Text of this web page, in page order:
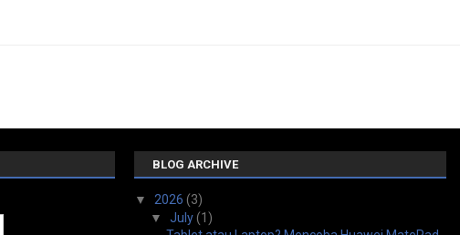
BLOG ARCHIVE
▼ 2026(3)
▼ July(1)